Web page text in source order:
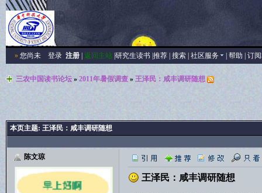
»您尚未 登录 注册| 返回主站| 研究生读书| 推荐| 搜索| 社区服务 帮助 订
三农中国读书论坛» 2011年暑假调查» 王泽民：咸丰调研随想
本页主题: 王泽民：咸丰调研随想
陈文琼
王泽民：咸丰调研随想